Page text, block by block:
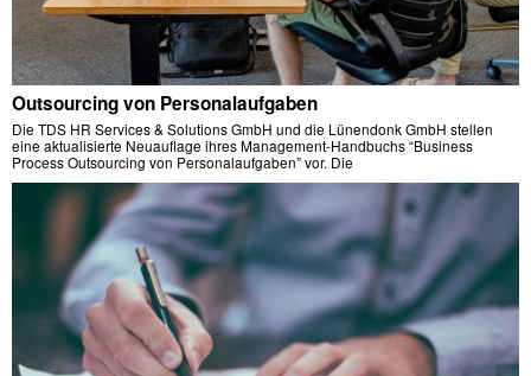
Outsourcing von Personalaufgaben
Die TDS HR Services & Solutions GmbH und die Lünendonk GmbH stellen
eine aktualisierte Neuauflage ihres Management-Handbuchs “Business
Process Outsourcing von Personalaufgaben” vor. Die